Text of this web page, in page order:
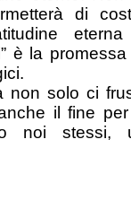
di
è la
non solo ci
il fine
noi stessi,